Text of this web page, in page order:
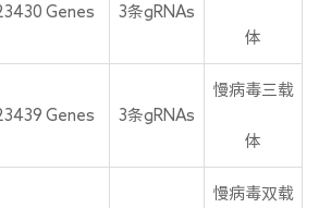
Genes 3条gRNAs
体
Genes 3条gRNAs
慢病毒三载
体
慢病毒双载